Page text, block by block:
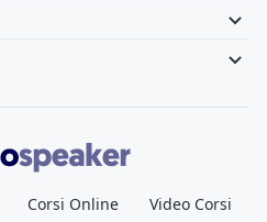
Radiospeaker.it
Corsi Online
Video Corsi